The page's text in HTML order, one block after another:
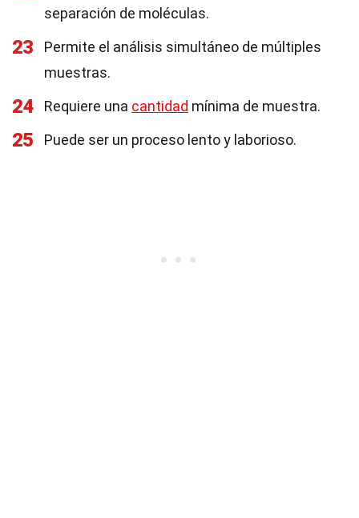
separación de moléculas.
23
Permite el análisis simultáneo de múltiples
muestras.
24 Requiere una cantidad mínima de muestra.
25 Puede ser un proceso lento y laborioso.